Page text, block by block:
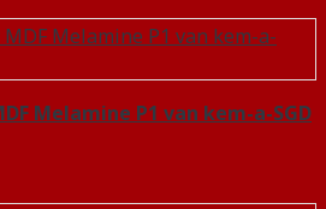
Melamine P1 van kem-a-SGD